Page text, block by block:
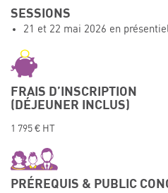
Événements
Contacts
SESSIONS
21 et 22 mai 2026 en
FRAIS D’INSCRIPTION
(DÉJEUNER INCLUS)
1 795 € HT
PRÉREQUIS & PUBLIC